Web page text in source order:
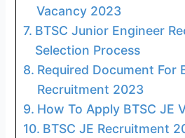
Vacancy 2023
BTSC Junior Engineer
Selection Process
Required Document For
Recruitment 2023
How To Apply BTSC JE
BTSC JE Recruitment